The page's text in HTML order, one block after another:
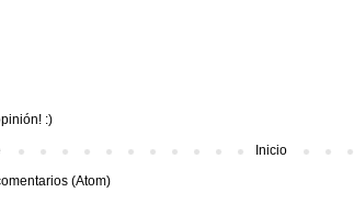
:)
Inicio
(Atom)